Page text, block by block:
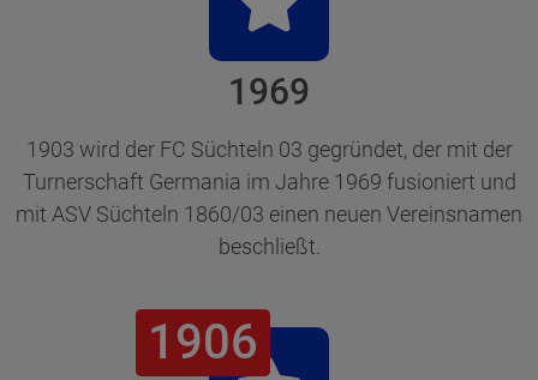
1969
1903 wird der FC Süchteln 03 gegründet, der mit der
Turnerschaft Germania im Jahre 1969 fusioniert und
mit ASV Süchteln 1860/03 einen neuen Vereinsnamen
beschließt.
1906
1906